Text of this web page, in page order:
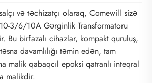
və təchizatçı olaraq, Comewill sizə
3/6/10A Gərginlik Transformatoru
Bu birfazalı cihazlar, kompakt quruluş,
davamlılığı təmin edən, tam
malik qabaqcıl epoksi qatranlı inteqral
malikdir.